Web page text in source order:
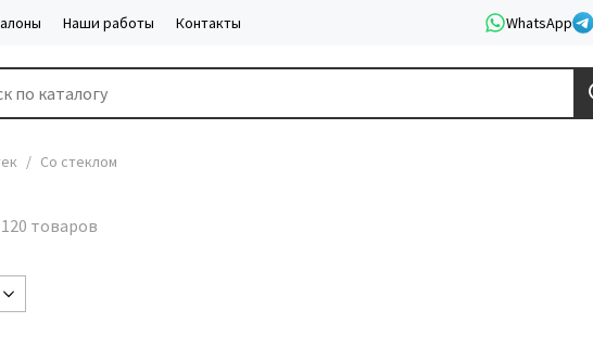
Наши работы Контакты WhatsApp
Со стеклом